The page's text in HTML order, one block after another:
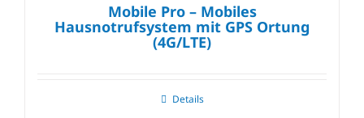
Mobile Pro – Mobiles
Hausnotrufsystem mit GPS Ortung
(4G/LTE)
Details